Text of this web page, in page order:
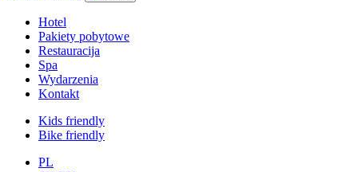
Hotel
Pakiety pobytowe
Restauracija
Spa
Wydarzenia
Kontakt
Kids friendly
Bike friendly
PL